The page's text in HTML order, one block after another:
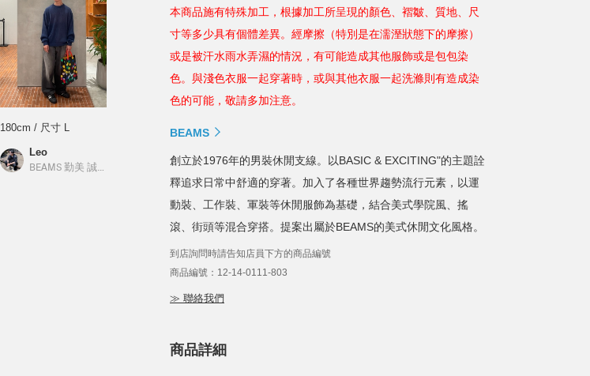
／ BEAMS
180cm / 尺寸 L
Leo
BEAMS 勤美 誠品綠園道 BEAMS
本商品施有特殊加工，根據加工所呈現的顏色、褶皺、質地、尺
寸等多少具有個體差異。經摩擦（特別是在濡溼狀態下的摩擦）
或是被汗水雨水弄濕的情況，有可能造成其他服飾或是包包染
色。與淺色衣服一起穿著時，或與其他衣服一起洗滌則有造成染
色的可能，敬請多加注意。
BEAMS
創立於1976年的男裝休閒支線。以BASIC & EXCITING"的主題詮
釋追求日常中舒適的穿著。加入了各種世界趨勢流行元素，以運
動裝、工作裝、軍裝等休閒服飾為基礎，結合美式學院風、搖
滾、街頭等混合穿搭。提案出屬於BEAMS的美式休閒文化風格。
到店詢問時請告知店員下方的商品編號
商品編號：12-14-0111-803
≫ 聯絡我們
商品詳細